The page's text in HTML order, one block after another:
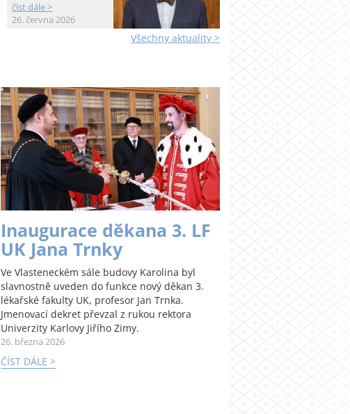
číst dále >
26. června 2026
Všechny aktuality >
Inaugurace děkana 3. LF
UK Jana Trnky
Ve Vlasteneckém sále budovy Karolina byl
slavnostně uveden do funkce nový děkan 3.
lékařské fakulty UK, profesor Jan Trnka.
Jmenovací dekret převzal z rukou rektora
Univerzity Karlovy Jiřího Zimy.
26. března 2026
ČÍST DÁLE >